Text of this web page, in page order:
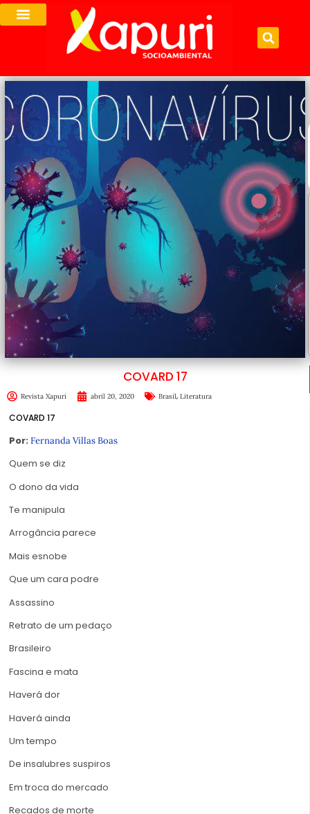
COVARD 17
Revista Xapuri abril 20, 2020 Brasil, Literatura
COVARD 17
Por: Fernanda Villas Boas
Quem se diz
O dono da vida
Te manipula
Arrogância parece
Mais esnobe
Que um cara podre
Assassino
Retrato de um pedaço
Brasileiro
Fascina e mata
Haverá dor
Haverá ainda
Um tempo
De insalubres suspiros
Em troca do mercado
Recados de morte